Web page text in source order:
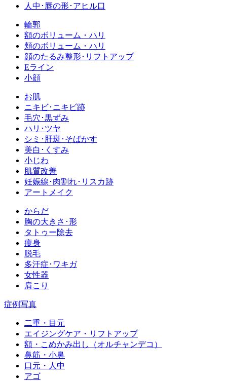
人中･唇の形･アヒル口
輪郭
額のボリューム・ハリ
頬のボリューム・ハリ
顔のたるみ整形･リフトアップ
Eライン
小顔
お肌
ニキビ･ニキビ跡
毛穴･黒ずみ
ハリ･ツヤ
シミ･肝斑･そばかす
美白･くすみ
小じわ
肌質改善
妊娠線･肉割れ･リスカ跡
アートメイク
からだ
胸の大きさ･形
タトゥー除去
痩身
脱毛
多汗症･ワキガ
女性器
肩こり
症例写真
二重・目元
エイジングケア・リフトアップ
額・こめかみ出し（オルチャンデコ）
鼻筋・小鼻
口元・人中
アゴ